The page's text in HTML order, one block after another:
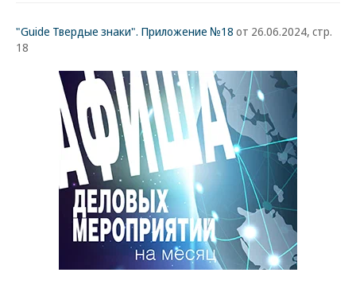
"Guide Твердые знаки". Приложение №18 от 26.06.2024, стр.
18